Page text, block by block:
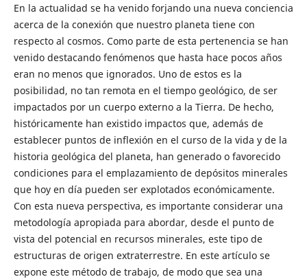
En la actualidad se ha venido forjando una nueva conciencia
acerca de la conexión que nuestro planeta tiene con
respecto al cosmos. Como parte de esta pertenencia se han
venido destacando fenómenos que hasta hace pocos años
eran no menos que ignorados. Uno de estos es la
posibilidad, no tan remota en el tiempo geológico, de ser
impactados por un cuerpo externo a la Tierra. De hecho,
históricamente han existido impactos que, además de
establecer puntos de inflexión en el curso de la vida y de la
historia geológica del planeta, han generado o favorecido
condiciones para el emplazamiento de depósitos minerales
que hoy en día pueden ser explotados económicamente.
Con esta nueva perspectiva, es importante considerar una
metodología apropiada para abordar, desde el punto de
vista del potencial en recursos minerales, este tipo de
estructuras de origen extraterrestre. En este artículo se
expone este método de trabajo, de modo que sea una